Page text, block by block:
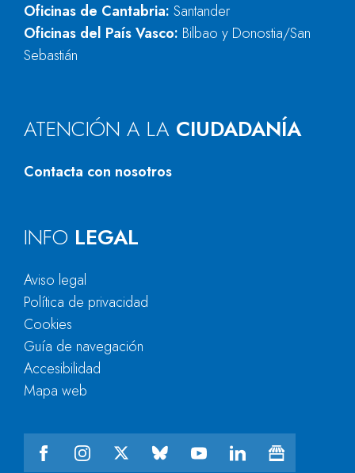
Oficinas de Cantabria: Santander
Oficinas del País Vasco: Bilbao y Donostia/San
Sebastián
ATENCIÓN A LA CIUDADANÍA
Contacta con nosotros
INFO LEGAL
Aviso legal
Política de privacidad
Cookies
Guía de navegación
Accesibilidad
Mapa web